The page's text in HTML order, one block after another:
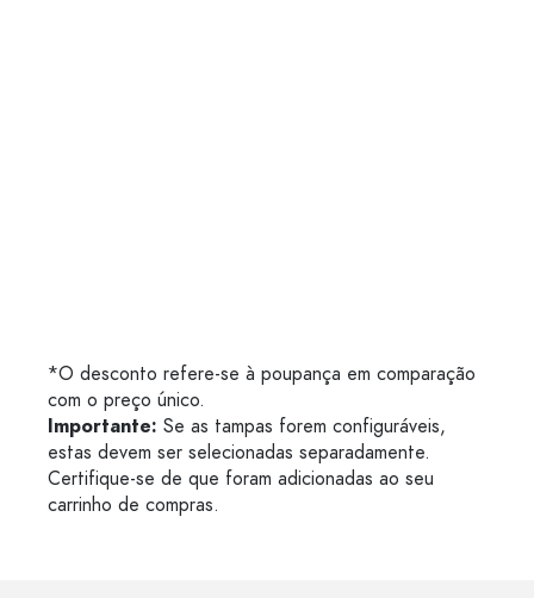
*O desconto refere-se à poupança em comparação
com o preço único.
Importante: Se as tampas forem configuráveis,
estas devem ser selecionadas separadamente.
Certifique-se de que foram adicionadas ao seu
carrinho de compras.